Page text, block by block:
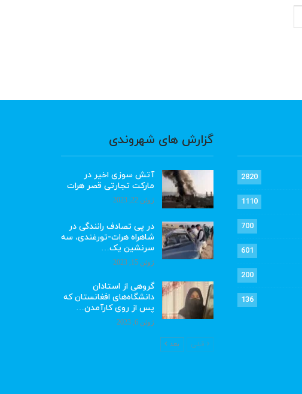
2820
1110
700
601
200
136
گزارش های شهروندی
آتش سوزی اخیر در
مارکت تجارتی قصر هرات
ژوئن 22, 2023
در پی تصادف رانندگی در
شاهراه هرات-تورغندی، سه
سرنشین یک…
ژوئن 15, 2023
گروهی از استادان
دانشگاه‌های افغانستان که
پس از روی کارآمدن…
ژوئن 6, 2023
قبلی بعد